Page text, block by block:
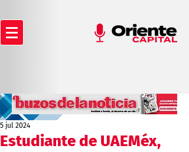
Estudiante de UAEMéx,
5 jul 2024